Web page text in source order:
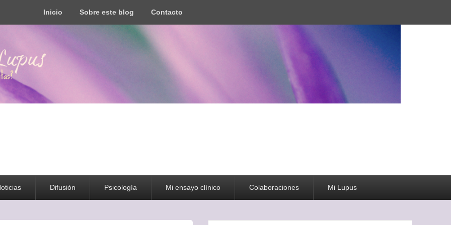
Inicio Sobre este blog Contacto
todo tipo de información y recursos
Difusión Psicología Mi ensayo clínico Colaboraciones Mi Lupus